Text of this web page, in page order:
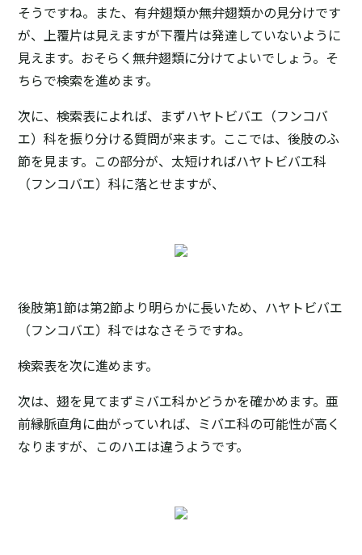
そうですね。また、有弁翅類か無弁翅類かの見分けです
が、上覆片は見えますが下覆片は発達していないように
見えます。おそらく無弁翅類に分けてよいでしょう。そ
ちらで検索を進めます。
次に、検索表によれば、まずハヤトビバエ（フンコバ
エ）科を振り分ける質問が来ます。ここでは、後肢のふ
節を見ます。この部分が、太短ければハヤトビバエ科
（フンコバエ）科に落とせますが、
後肢第1節は第2節より明らかに長いため、ハヤトビバエ
（フンコバエ）科ではなさそうですね。
検索表を次に進めます。
次は、翅を見てまずミバエ科かどうかを確かめます。亜
前縁脈直角に曲がっていれば、ミバエ科の可能性が高く
なりますが、このハエは違うようです。